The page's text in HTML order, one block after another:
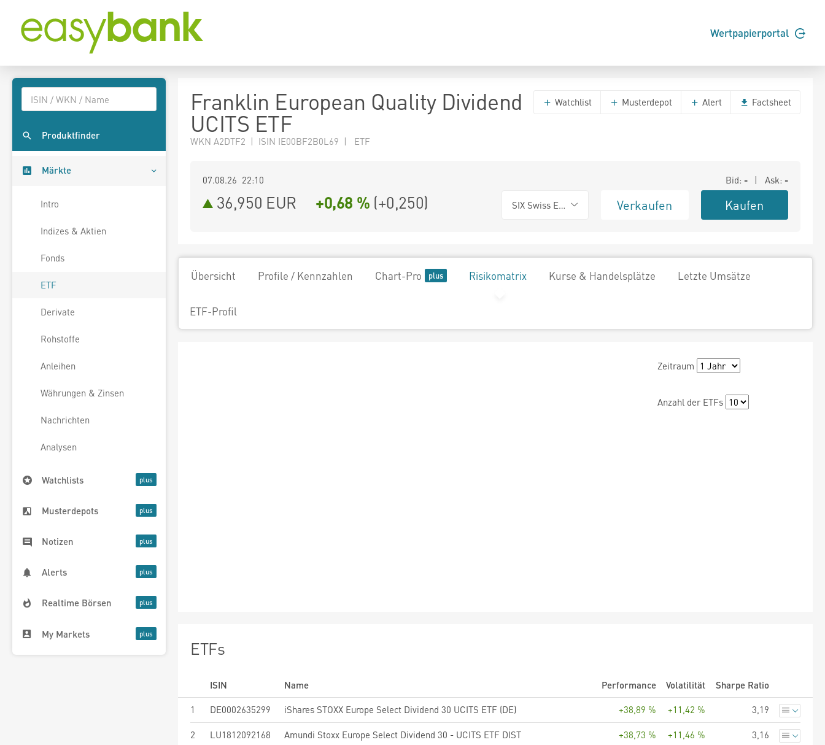
Wertpapierportal
Produktfinder
Märkte
Intro
Indizes & Aktien
Fonds
ETF
Derivate
Rohstoffe
Anleihen
Währungen & Zinsen
Nachrichten
Analysen
Watchlists
Musterdepots
Notizen
Alerts
Realtime Börsen
My Markets
Franklin European Quality Dividend
UCITS ETF
WKN A2DTF2 | ISIN IE00BF2B0L69 | ETF
Watchlist Musterdepot Alert Factsheet
07.08.26 22:10 Bid: - | Ask: -
36,950 EUR +0,68 % (+0,250) SIX Swiss Exchange Verkaufen Kaufen
Übersicht Profile / Kennzahlen Chart-Pro Risikomatrix Kurse & Handelsplätze Letzte Umsätze
ETF-Profil
Zeitraum
Anzahl der ETFs
ETFs
ISIN Name Performance Volatilität
Sharpe Ratio
1
DE0002635299 iShares STOXX Europe Select Dividend 30 UCITS ETF (DE) +38,89 % +11,42 % 3,19
2 LU1812092168 Amundi Stoxx Europe Select Dividend 30 - UCITS ETF DIST +38,73 % +11,46 % 3,16